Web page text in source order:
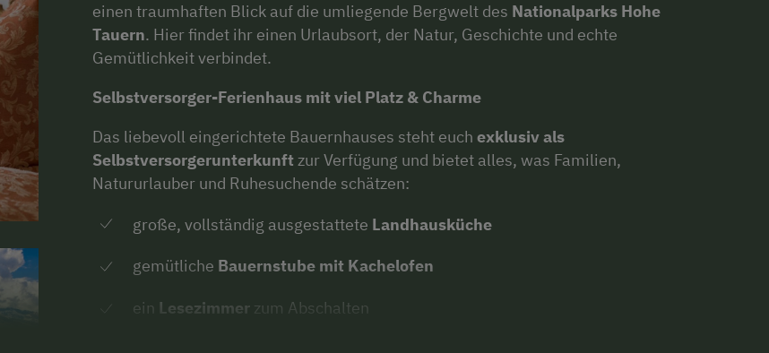
einen traumhaften Blick auf die umliegende Bergwelt des Nationalparks Hohe
Tauern. Hier findet ihr einen Urlaubsort, der Natur, Geschichte und echte
Gemütlichkeit verbindet.
Selbstversorger-Ferienhaus mit viel Platz & Charme
Das liebevoll eingerichtete Bauernhauses steht euch exklusiv als
Selbstversorgerunterkunftzur Verfügung und bietet alles, was Familien,
Natururlauber und Ruhesuchende schätzen:
große, vollständig ausgestattete Landhausküche
gemütliche Bauernstube mit Kachelofen
ein Lesezimmerzum Abschalten